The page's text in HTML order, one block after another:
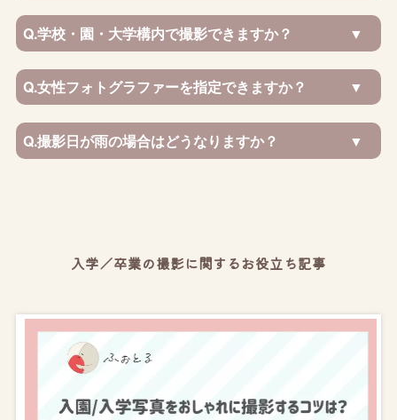
Q.学校・園・大学構内で撮影できますか？
Q.女性フォトグラファーを指定できますか？
Q.撮影日が雨の場合はどうなりますか？
入学／卒業の撮影に関するお役立ち記事